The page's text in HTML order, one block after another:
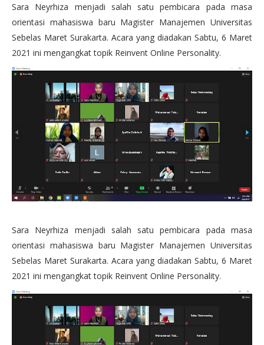
Sara Neyrhiza menjadi salah satu pembicara pada masa
orientasi mahasiswa baru Magister Manajemen Universitas
Sebelas Maret Surakarta. Acara yang diadakan Sabtu, 6 Maret
2021 ini mengangkat topik Reinvent Online Personality.
Sara Neyrhiza menjadi salah satu pembicara pada masa
orientasi mahasiswa baru Magister Manajemen Universitas
Sebelas Maret Surakarta. Acara yang diadakan Sabtu, 6 Maret
2021 ini mengangkat topik Reinvent Online Personality.